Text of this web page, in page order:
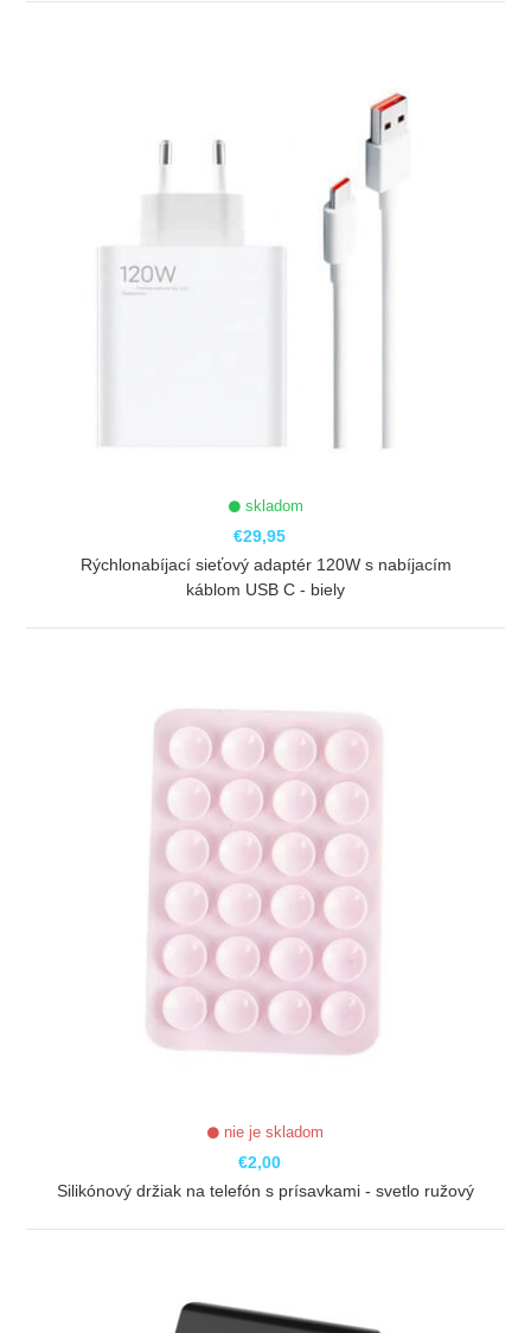
skladom
€29,95
Rýchlonabíjací sieťový adaptér 120W s nabíjacím
káblom USB C - biely
nie je skladom
€2,00
Silikónový držiak na telefón s prísavkami - svetlo ružový